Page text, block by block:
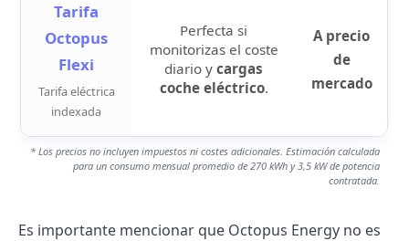
Tarifa
Octopus
Flexi
Tarifa eléctrica
indexada
Perfecta si
monitorizas el coste
diario y cargas
coche eléctrico.
A precio
de
mercado
* Los precios no incluyen impuestos ni costes adicionales. Estimación calculada
para un consumo mensual promedio de 270 kWh y 3,5 kW de potencia
contratada.
Es importante mencionar que Octopus Energy no es